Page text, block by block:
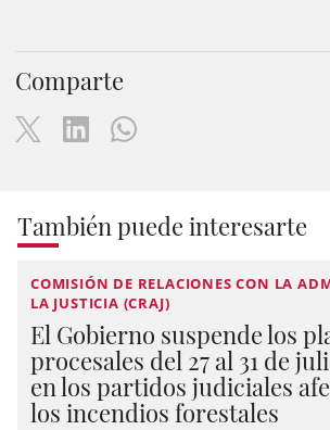
Comparte
También puede interesarte
COMISIÓN DE RELACIONES CON LA
LA JUSTICIA (CRAJ)
El Gobierno suspende los
procesales del 27 al 31 de
en los partidos judiciales
los incendios forestales